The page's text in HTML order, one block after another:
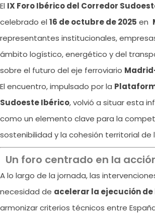
la
para
y
El IX Foro Ibérico del Corredor
celebrado el 16 de octubre de 2025 en
representantes institucionales,
ámbito logístico, energético y del
sobre el futuro del eje ferroviario
El encuentro, impulsado por la
Sudoeste Ibérico, volvió a situar esta
como un elemento clave para la
sostenibilidad y la cohesión territorial de
Un foro centrado en la
A lo largo de la jornada, las
necesidad de acelerar la ejecución de
armonizar criterios técnicos entre